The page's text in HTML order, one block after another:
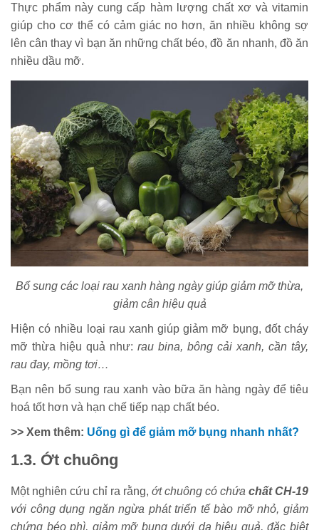
Thực phẩm này cung cấp hàm lượng chất xơ và vitamin
giúp cho cơ thể có cảm giác no hơn, ăn nhiều không sợ
lên cân thay vì bạn ăn những chất béo, đồ ăn nhanh, đồ ăn
nhiều dầu mỡ.
Bổ sung các loại rau xanh hàng ngày giúp giảm mỡ thừa,
giảm cân hiệu quả
Hiện có nhiều loại rau xanh giúp giảm mỡ bụng, đốt cháy
mỡ thừa hiệu quả như: rau bina, bông cải xanh, cần tây,
rau đay, mồng tơi…
Bạn nên bổ sung rau xanh vào bữa ăn hàng ngày để tiêu
hoá tốt hơn và hạn chế tiếp nạp chất béo.
>> Xem thêm: Uống gì để giảm mỡ bụng nhanh nhất?
1.3. Ớt chuông
Một nghiên cứu chỉ ra rằng, ớt chuông có chứa chất CH-19
với công dụng ngăn ngừa phát triển tế bào mỡ nhỏ, giảm
chứng béo phì, giảm mỡ bụng dưới da hiệu quả, đặc biệt